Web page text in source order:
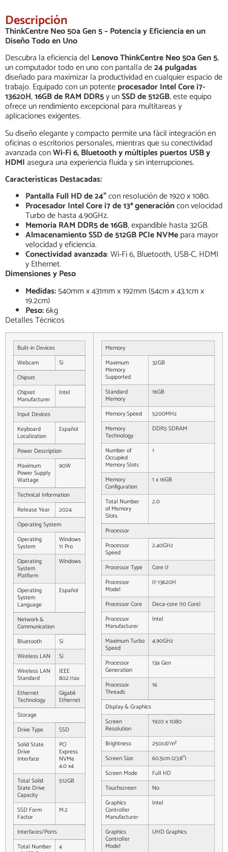
Descripción
ThinkCentre Neo 50a Gen 5 – Potencia y Eficiencia en un
Diseño Todo en Uno
Descubra la eficiencia del Lenovo ThinkCentre Neo 50a Gen 5,
un computador todo en uno con pantalla de24 pulgadas
diseñado para maximizar la productividad en cualquier espacio de
trabajo. Equipado con un potenteprocesador Intel Core i7-
13620H,16GB de RAM DDR5y unSSD de 512GB, este equipo
ofrece un rendimiento excepcional para multitareas y
aplicaciones exigentes.
Su diseño elegante y compacto permite una fácil integración en
oficinas o escritorios personales, mientras que su conectividad
avanzada conWi-Fi 6, Bluetooth y múltiples puertos USB y
HDMIasegura una experiencia fluida y sin interrupciones.
Características Destacadas:
Pantalla Full HD de 24”con resolución de 1920 x 1080.
Procesador Intel Core i7 de 13ª generacióncon velocidad
Turbo de hasta 4.90GHz.
Memoria RAM DDR5 de 16GB, expandible hasta 32GB.
Almacenamiento SSD de 512GB PCIe NVMepara mayor
velocidad y eficiencia.
Conectividad avanzada: Wi-Fi 6, Bluetooth, USB-C, HDMI
y Ethernet.
Dimensiones y Peso
Medidas:540mm x 431mm x 192mm (54cm x 43.1cm x
19.2cm)
Peso:6kg
Detalles Técnicos
Built-in Devices
Webcam
Sí
Chipset
Chipset
Manufacturer
Intel
Input Devices
Keyboard
Localization
Español
Power Description
Maximum
Power Supply
Wattage
90W
Technical Information
Release Year
2024
Operating System
Operating
System
Windows
11 Pro
Operating
System
Platform
Windows
Operating
System
Language
Español
Network &
Communication
Bluetooth
Sí
Wireless LAN
Sí
Wireless LAN
Standard
IEEE
802.11ax
Ethernet
Technology
Gigabit
Ethernet
Storage
Drive Type
SSD
Solid State
Drive
Interface
PCI
Express
NVMe
4.0 x4
Total Solid
State Drive
Capacity
512GB
SSD Form
Factor
M.2
Interfaces/Ports
Total Number
4
Memory
Maximum
Memory
Supported
32GB
Standard
Memory
16GB
Memory Speed
5200MHz
Memory
Technology
DDR5 SDRAM
Number of
Occupied
Memory Slots
1
Memory
Configuration
1 x 16GB
Total Number
of Memory
Slots
2.0
Processor
Processor
Speed
2.40GHz
Processor Type
Core i7
Processor
Model
i7-13620H
Processor Core
Deca-core (10 Core)
Processor
Manufacturer
Intel
Maximum Turbo
Speed
4.90GHz
Processor
Generation
13a Gen
Processor
Threads
16
Display & Graphics
Screen
Resolution
1920 x 1080
Brightness
250cd/m²
Screen Size
60.5cm (23.8″)
Screen Mode
Full HD
Touchscreen
No
Graphics
Controller
Manufacturer
Intel
Graphics
Controller
Model
UHD Graphics